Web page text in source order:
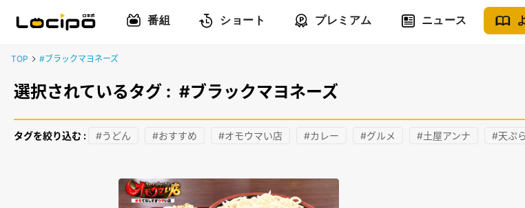
番組 ショート プレミアム ニュース
TOP #ブラックマヨネーズ
選択されているタグ : #ブラックマヨネーズ
タグを絞り込む : #うどん #おすすめ #オモウマい店 #カレー #グルメ #土屋アンナ #天ぷら